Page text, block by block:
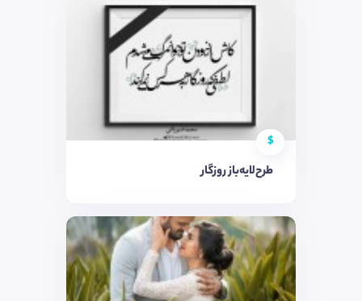
$
طرح‌لایه‌باز روزگار